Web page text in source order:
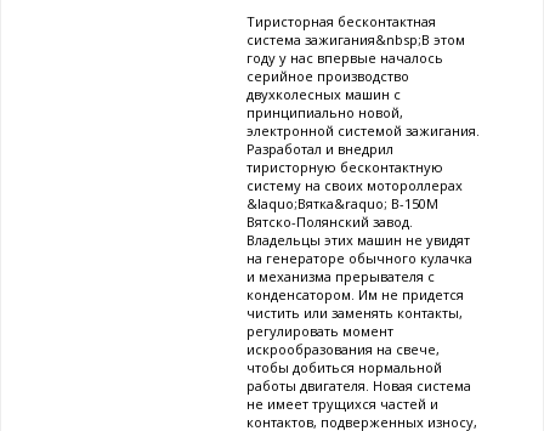
Тиристорная бесконтактная
система зажигания&nbsp;В этом
году у нас впервые началось
серийное производство
двухколесных машин с
принципиально новой,
электронной системой зажигания.
Разработал и внедрил
тиристорную бесконтактную
систему на своих мотороллерах
&laquo;Вятка&raquo; В-150М
Вятско-Полянский завод.
Владельцы этих машин не увидят
на генераторе обычного кулачка
и механизма прерывателя с
конденсатором. Им не придется
чистить или заменять контакты,
регулировать момент
искрообразования на свече,
чтобы добиться нормальной
работы двигателя. Новая система
не имеет трущихся частей и
контактов, подверженных износу,